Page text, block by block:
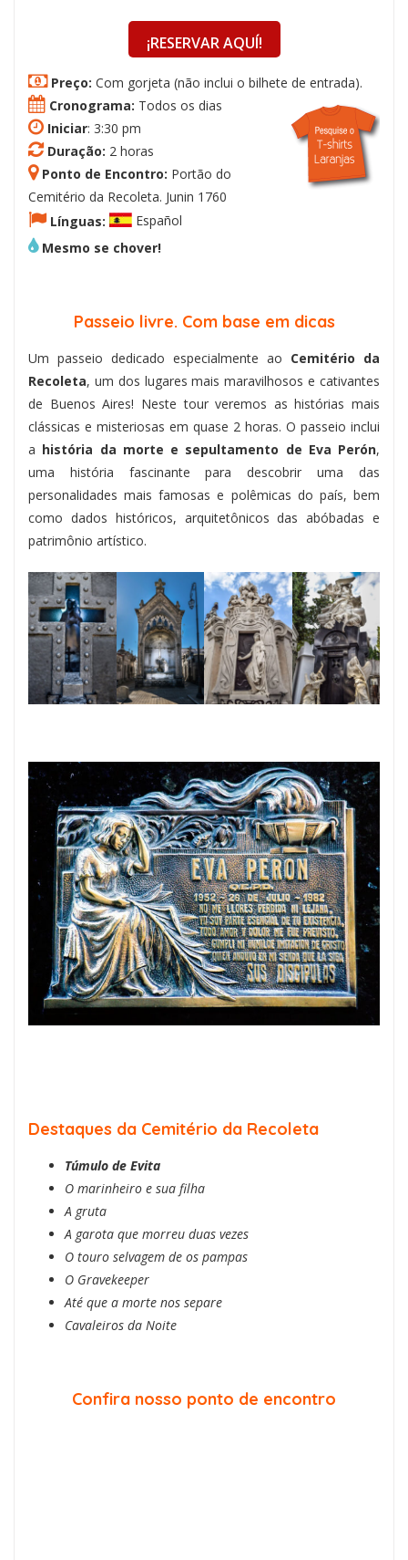
¡RESERVAR AQUÍ!
Preço: Com gorjeta (não inclui o bilhete de entrada).
Cronograma: Todos os dias
Iniciar: 3:30 pm
Duração: 2 horas
Ponto de Encontro: Portão do
Cemitério da Recoleta. Junin 1760
Línguas:
Español
Mesmo se chover!
Passeio livre. Com base em dicas
Um passeio dedicado especialmente ao Cemitério da
Recoleta, um dos lugares mais maravilhosos e cativantes
de Buenos Aires! Neste tour veremos as histórias mais
clássicas e misteriosas em quase 2 horas. O passeio inclui
a história da morte e sepultamento de Eva Perón,
uma história fascinante para descobrir uma das
personalidades mais famosas e polêmicas do país, bem
como dados históricos, arquitetônicos das abóbadas e
patrimônio artístico.
Destaques da Cemitério da Recoleta
Túmulo de Evita
O marinheiro e sua filha
A gruta
A garota que morreu duas vezes
O touro selvagem de os pampas
O Gravekeeper
Até que a morte nos separe
Cavaleiros da Noite
Confira nosso ponto de encontro